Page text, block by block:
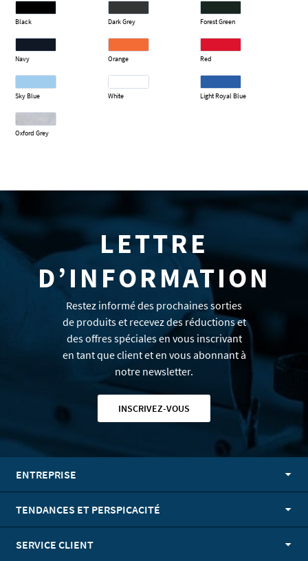
Black Dark Grey Forest Green
Navy Orange Red
Sky Blue White Light Royal Blue
Oxford Grey
LETTRE
D’INFORMATION
Restez informé des prochaines sorties
de produits et recevez des réductions et
des offres spéciales en vous inscrivant
en tant que client et en vous abonnant à
notre newsletter.
INSCRIVEZ-VOUS
ENTREPRISE
TENDANCES ET PERSPICACITÉ
SERVICE CLIENT